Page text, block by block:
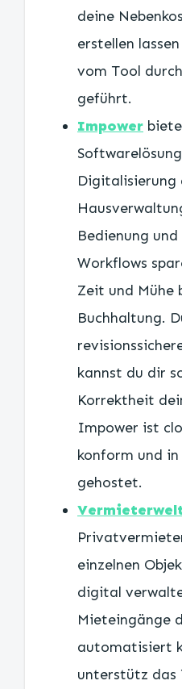
deine
erstellen
vom Tool
geführt.
Impower
Digitalisierung
Bedienung
Workflows
Zeit und Mühe
Buchhaltung.
kannst du dir
Korrektheit
Impower ist
konform und
gehostet.
einzelnen
digital
Mieteingänge
automatisiert
unterstütz das